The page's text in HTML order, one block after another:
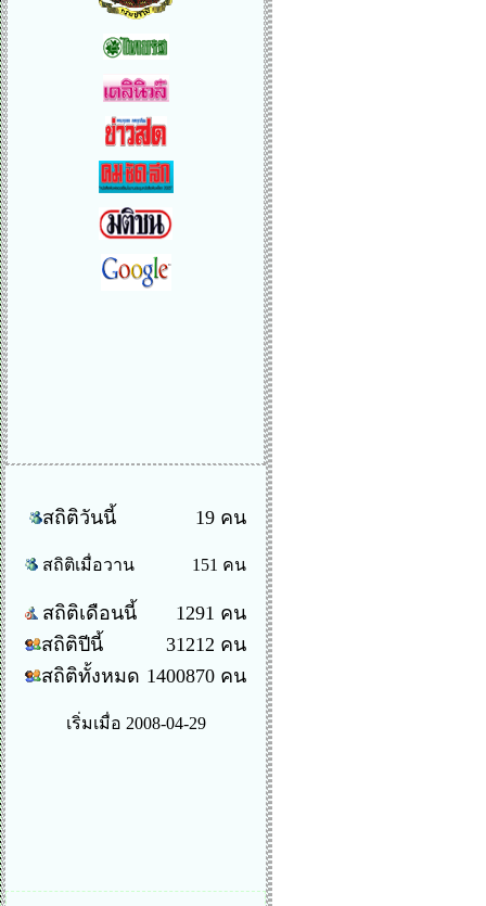
สถิติวันนี้ 19 คน
สถิติเมื่อวาน 151 คน
สถิติเดือนนี้
สถิติปีนี้
สถิติทั้งหมด
1291 คน
31212 คน
1400870 คน
เริ่มเมื่อ 2008-04-29